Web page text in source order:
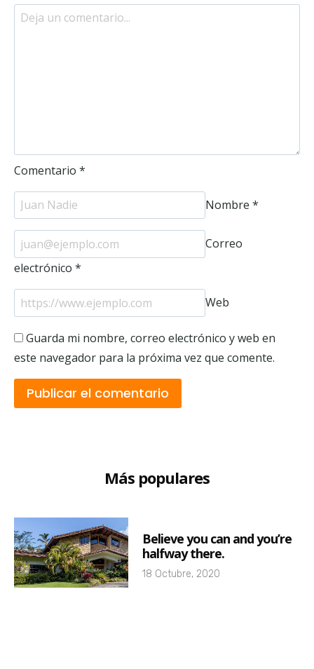
Comentario *
Nombre *
Correo
electrónico *
Web
Guarda mi nombre, correo electrónico y web en
este navegador para la próxima vez que comente.
Más populares
Believe you can and you’re
halfway there.
18 Octubre, 2020